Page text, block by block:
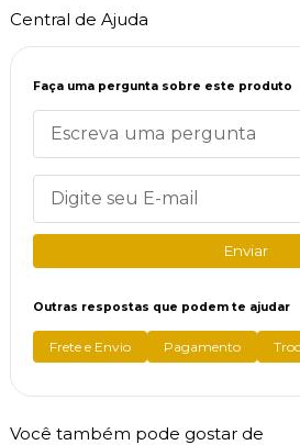
Central de Ajuda
Faça uma pergunta sobre este produto
Enviar
Outras respostas que podem te ajudar
Frete e Envio Pagamento
Você também pode gostar de